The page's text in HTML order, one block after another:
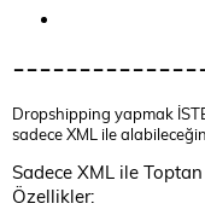
Dropshipping yapmak
sadece XML ile
Sadece XML ile
Özellikler: